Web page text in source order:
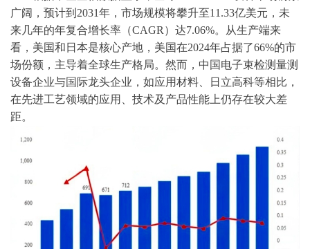
广阔，预计到2031年，市场规模将攀升至11.33亿美元，未
来几年的年复合增长率（CAGR）达7.06%。从生产端来
看，美国和日本是核心产地，美国在2024年占据了66%的市
场份额，主导着全球生产格局。然而，中国电子束检测量测
设备企业与国际龙头企业，如应用材料、日立高科等相比，
在先进工艺领域的应用、技术及产品性能上仍存在较大差
距。